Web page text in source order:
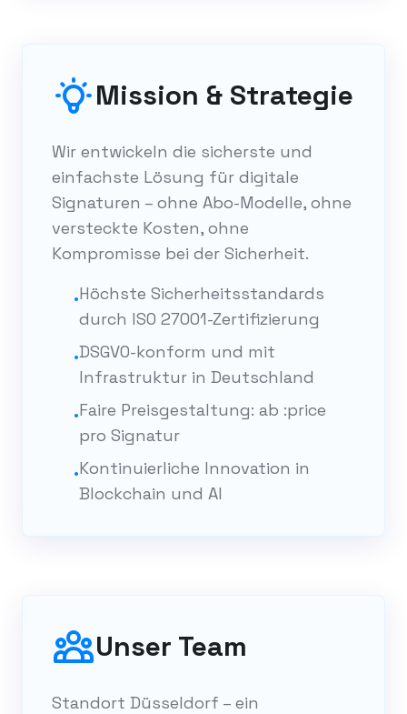
Mission & Strategie
Wir entwickeln die sicherste und
einfachste Lösung für digitale
Signaturen – ohne Abo-Modelle, ohne
versteckte Kosten, ohne
Kompromisse bei der Sicherheit.
•Höchste Sicherheitsstandards
durch ISO 27001-Zertifizierung
•DSGVO-konform und mit
Infrastruktur in Deutschland
•Faire Preisgestaltung: ab :price
pro Signatur
•Kontinuierliche Innovation in
Blockchain und AI
Unser Team
Standort Düsseldorf – ein